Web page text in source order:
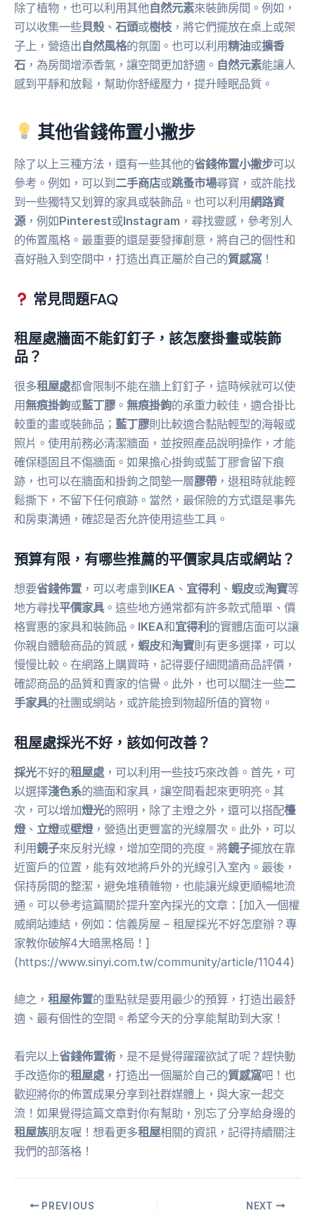
除了植物，也可以利用其他自然元素來裝飾房間。例如，
可以收集一些貝殼、 石頭或樹枝 ，將它們擺放在桌上或架
子上，營造出自然風格的氛圍。也可以利用精油或擴香
石 ，為房間增添香氣，讓空間更加舒適。 自然元素能讓人
感到平靜和放鬆，幫助你舒緩壓力，提升睡眠品質。
其他省錢佈置小撇步
除了以上三種方法，還有一些其他的省錢佈置小撇步可以
參考。例如，可以到 二手商店或跳蚤市場尋寶，或許能找
到一些獨特又划算的家具或裝飾品。也可以利用網路資
源，例如Pinterest或Instagram ，尋找靈感，參考別人
的佈置風格。最重要的還是要發揮創意，將自己的個性和
喜好融入到空間中，打造出真正屬於自己的質感窩 ！
常見問題FAQ
租屋處牆面不能釘釘子，該怎麼掛畫或裝飾
品？
很多租屋處都會限制不能在牆上釘釘子，這時候就可以使
用無痕掛鉤或藍丁膠。 無痕掛鉤的承重力較佳，適合掛比
較重的畫或裝飾品； 藍丁膠則比較適合黏貼輕型的海報或
照片。使用前務必清潔牆面，並按照產品說明操作，才能
確保穩固且不傷牆面。如果擔心掛鉤或藍丁膠會留下痕
跡，也可以在牆面和掛鉤之間墊一層膠帶 ，退租時就能輕
鬆撕下，不留下任何痕跡。當然，最保險的方式還是事先
和房東溝通，確認是否允許使用這些工具。
預算有限，有哪些推薦的平價家具店或網站？
想要省錢佈置 ，可以考慮到 IKEA 、 宜得利 、 蝦皮或淘寶等
地方尋找平價家具。這些地方通常都有許多款式簡單、價
格實惠的家具和裝飾品。 IKEA和宜得利 的實體店面可以讓
你親自體驗商品的質感， 蝦皮和淘寶則有更多選擇，可以
慢慢比較。在網路上購買時，記得要仔細閱讀商品評價，
確認商品的品質和賣家的信譽。此外，也可以關注一些二
手家具的社團或網站，或許能撿到物超所值的寶物。
租屋處採光不好，該如何改善？
採光不好的租屋處 ，可以利用一些技巧來改善。首先，可
以選擇淺色系的牆面和家具，讓空間看起來更明亮。其
次，可以增加燈光的照明，除了主燈之外，還可以搭配檯
燈、 立燈或壁燈，營造出更豐富的光線層次。此外，可以
利用鏡子來反射光線，增加空間的亮度。將鏡子擺放在靠
近窗戶的位置，能有效地將戶外的光線引入室內。最後，
保持房間的整潔，避免堆積雜物，也能讓光線更順暢地流
通。可以參考這篇關於提升室內採光的文章：[加入一個權
威網站連結，例如：信義房屋 – 租屋採光不好怎麼辦？專
家教你破解4大暗黑格局！]
(https://www.sinyi.com.tw/community/article/11044)
總之， 租屋佈置的重點就是要用最少的預算，打造出最舒
適、最有個性的空間。希望今天的分享能幫助到大家！
看完以上省錢佈置術，是不是覺得躍躍欲試了呢？趕快動
手改造你的租屋處 ，打造出一個屬於自己的質感窩吧！也
歡迎將你的佈置成果分享到社群媒體上，與大家一起交
流！如果覺得這篇文章對你有幫助，別忘了分享給身邊的
租屋族朋友喔！想看更多租屋相關的資訊，記得持續關注
我們的部落格！
PREVIOUS NEXT